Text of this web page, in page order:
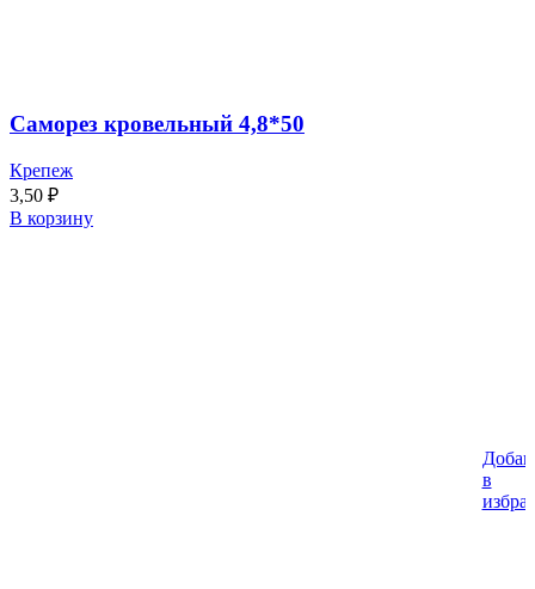
Саморез кровельный 4,8*50
Крепеж
3,50 ₽
В корзину
в